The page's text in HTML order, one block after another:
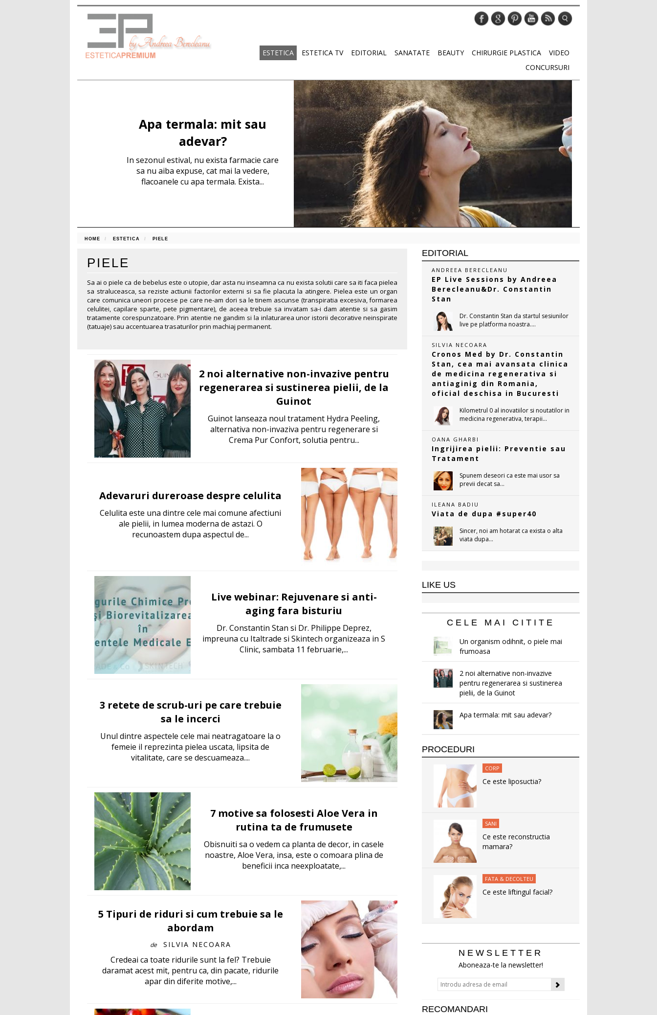
ESTETICA ESTETICA TV EDITORIAL SANATATE BEAUTY CHIRURGIE PLASTICA
VIDEO
CONCURSURI
Apa termala: mit sau
adevar?
In sezonul estival, nu exista farmacie care
sa nu aiba expuse, cat mai la vedere,
flacoanele cu apa termala. Exista...
HOME ESTETICA PIELE
PIELE
Sa ai o piele ca de bebelus este o utopie, dar asta nu inseamna ca nu exista solutii care sa iti faca pielea
sa straluceasca, sa reziste actiunii factorilor externi si sa fie placuta la atingere. Pielea este un organ
care comunica uneori procese pe care ne-am dori sa le tinem ascunse (transpiratia excesiva, formarea
celulitei, capilare sparte, pete pigmentare), de aceea trebuie sa invatam sa-i dam atentie si sa gasim
tratamente corespunzatoare. Prin atentie ne gandim si la inlaturarea unor istorii decorative neinspirate
(tatuaje) sau accentuarea trasaturilor prin machiaj permanent.
2 noi alternative non-invazive pentru
regenerarea si sustinerea pielii, de la
Guinot
Guinot lanseaza noul tratament Hydra Peeling,
alternativa non-invaziva pentru regenerare si
Crema Pur Confort, solutia pentru...
Adevaruri dureroase despre celulita
Celulita este una dintre cele mai comune afectiuni
ale pielii, in lumea moderna de astazi. O
recunoastem dupa aspectul de...
Live webinar: Rejuvenare si anti-
aging fara bisturiu
Dr. Constantin Stan si Dr. Philippe Deprez,
impreuna cu Italtrade si Skintech organizeaza in S
Clinic, sambata 11 februarie,...
3 retete de scrub-uri pe care trebuie
sa le incerci
Unul dintre aspectele cele mai neatragatoare la o
femeie il reprezinta pielea uscata, lipsita de
vitalitate, care se descuameaza....
7 motive sa folosesti Aloe Vera in
rutina ta de frumusete
Obisnuiti sa o vedem ca planta de decor, in casele
noastre, Aloe Vera, insa, este o comoara plina de
beneficii inca neexploatate,...
5 Tipuri de riduri si cum trebuie sa le
abordam
de SILVIA NECOARA
Credeai ca toate ridurile sunt la fel? Trebuie
daramat acest mit, pentru ca, din pacate, ridurile
apar din diferite motive,...
EDITORIAL
ANDREEA BERECLEANU
EP Live Sessions by Andreea
Berecleanu&Dr. Constantin
Stan
Dr. Constantin Stan da startul sesiunilor
live pe platforma noastra....
SILVIA NECOARA
Cronos Med by Dr. Constantin
Stan, cea mai avansata clinica
de medicina regenerativa si
antiaginig din Romania,
oficial deschisa in Bucuresti
Kilometrul 0 al inovatiilor si noutatilor in
medicina regenerativa, terapii...
OANA GHARBI
Ingrijirea pielii: Preventie sau
Tratament
Spunem deseori ca este mai usor sa
previi decat sa...
ILEANA BADIU
Viata de dupa #super40
Sincer, noi am hotarat ca exista o alta
viata dupa...
LIKE US
CELE MAI CITITE
Un organism odihnit, o piele mai
frumoasa
2 noi alternative non-invazive
pentru regenerarea si sustinerea
pielii, de la Guinot
Apa termala: mit sau adevar?
PROCEDURI
CORP
Ce este liposuctia?
SANI
Ce este reconstructia
mamara?
FATA & DECOLTEU
Ce este liftingul facial?
NEWSLETTER
Aboneaza-te la newsletter!
RECOMANDARI